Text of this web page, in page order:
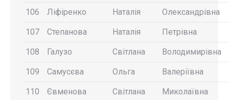
106 Ліфіренко Наталія Олександрівна
107 Степанова Наталія Петрівна
108 Галузо Світлана Володимирівна
109 Самусєва Ольга Валеріївна
110 Євменова Світлана Миколаївна